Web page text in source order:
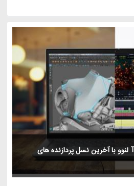
لپ تاپ های نو ThinkPad لنوو با آخرین نسل پردازنده های